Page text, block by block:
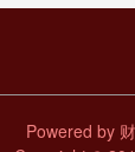
Powered by